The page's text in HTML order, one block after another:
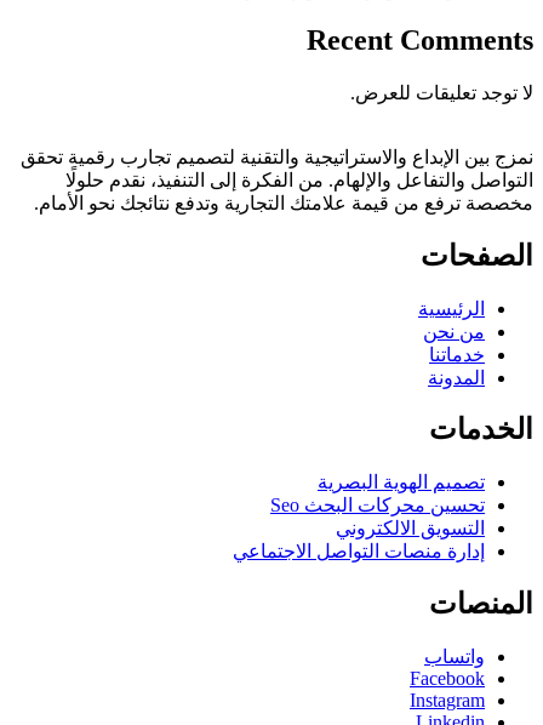
Recent Comments
لا توجد تعليقات للعرض.
نمزج بين الإبداع والاستراتيجية والتقنية لتصميم تجارب رقمية تحقق
التواصل والتفاعل والإلهام. من الفكرة إلى التنفيذ، نقدم حلولًا
مخصصة ترفع من قيمة علامتك التجارية وتدفع نتائجك نحو الأمام.
الصفحات
الرئيسية
من نحن
خدماتنا
المدونة
الخدمات
تصميم الهوية البصرية
تحسين محركات البحث Seo
التسويق الالكتروني
إدارة منصات التواصل الاجتماعي
المنصات
واتساب
Facebook
Instagram